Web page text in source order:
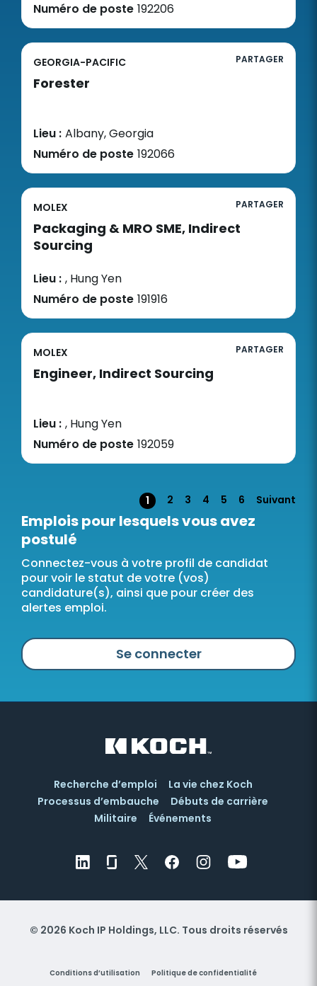
Numéro de poste 192206
GEORGIA-PACIFIC PARTAGER
Forester
Lieu : Albany, Georgia
Numéro de poste 192066
MOLEX PARTAGER
Packaging & MRO SME, Indirect
Sourcing
Lieu : , Hung Yen
Numéro de poste 191916
MOLEX PARTAGER
Engineer, Indirect Sourcing
Lieu : , Hung Yen
Numéro de poste 192059
Page
1 2 3 4 5 6 Suivant
Emplois pour lesquels vous avez
postulé
Connectez-vous à votre profil de candidat
pour voir le statut de votre (vos)
candidature(s), ainsi que pour créer des
alertes emploi.
Se connecter
Recherche d’emploi
La vie chez Koch
Processus d’embauche
Débuts de carrière
Militaire
Événements
© 2026 Koch IP Holdings, LLC. Tous droits réservés
Conditions d’utilisation Politique de confidentialité